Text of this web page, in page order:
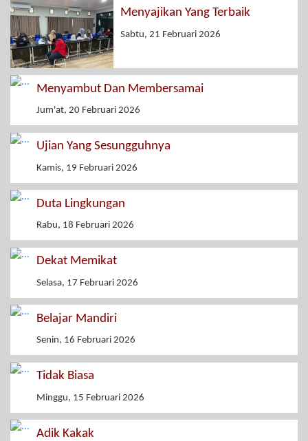
Menyajikan Yang Terbaik
Sabtu, 21 Februari 2026
Menyambut Dan Membersamai
Jum'at, 20 Februari 2026
Ujian Yang Sesungguhnya
Kamis, 19 Februari 2026
Duta Lingkungan
Rabu, 18 Februari 2026
Dekat Memikat
Selasa, 17 Februari 2026
Belajar Mandiri
Senin, 16 Februari 2026
Tidak Biasa
Minggu, 15 Februari 2026
Adik Kakak